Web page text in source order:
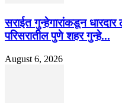
सराईत गुन्हेगारांकडून
परिसरातील पुणे शहर गुन्हे...
August 6, 2026